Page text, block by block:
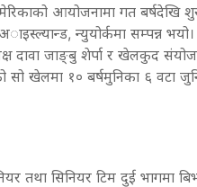
आयोजनामा गत
न्युयोर्कमा सम्पन्न
दावा जाङ्बु शेर्पा र खेलकुद
सो खेलमा १० बर्षमुनिका ६ वटा
तथा सिनियर टिम दुई भागमा